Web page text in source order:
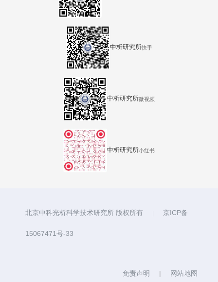
中析研究所快手
中析研究所微视频
中析研究所小红书
北京中科光析科学技术研究所 版权所有 京ICP备
15067471号-33
免责声明 | 网站地图